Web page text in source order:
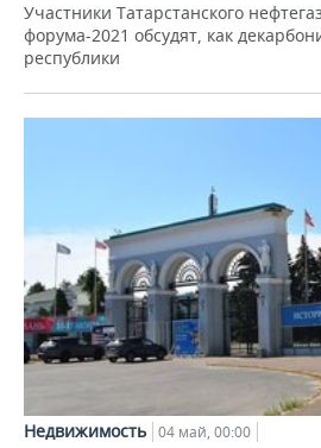
Участники Татарстанского
форума-2021 обсудят, как
республики
Недвижимость 04 май, 00:00